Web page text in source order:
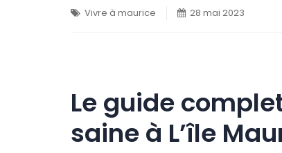
Vivre à maurice 28 mai 2023
Le guide
saine à L’île